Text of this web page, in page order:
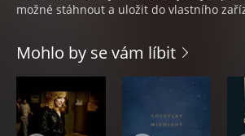
možné stáhnout a uložit do vlastního
Mohlo by se vám líbit